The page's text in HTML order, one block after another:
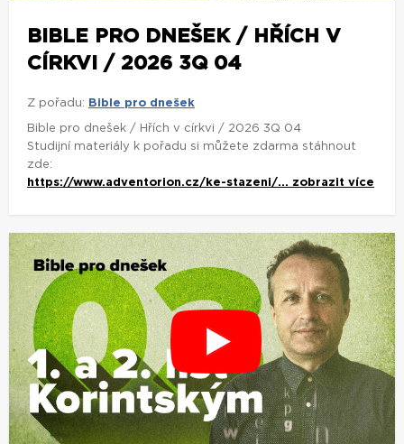
BIBLE PRO DNEŠEK / HŘÍCH V
CÍRKVI / 2026 3Q 04
Z pořadu: Bible pro dnešek
Bible pro dnešek / Hřích v církvi / 2026 3Q 04
Studijní materiály k pořadu si můžete zdarma stáhnout
zde:
https://www.adventorion.cz/ke-stazeni/... zobrazit více